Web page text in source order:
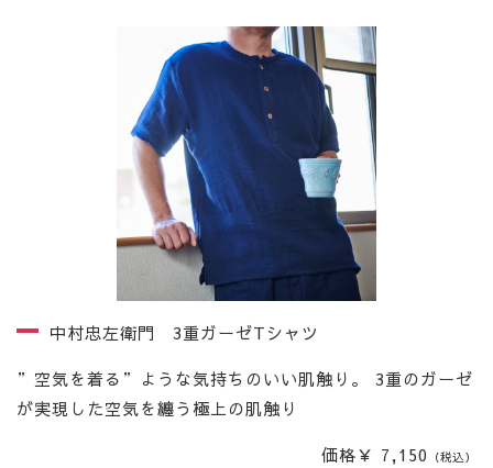
中村忠左衛門 3重ガーゼTシャツ
”空気を着る”ような気持ちのいい肌触り。 3重のガーゼ
が実現した空気を纏う極上の肌触り
価格￥ 7,150 （税込）